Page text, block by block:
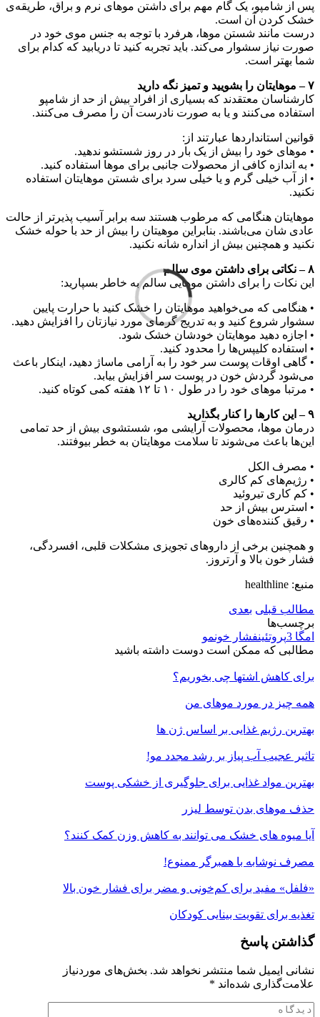
پس از شامپو، یک گام مهم برای داشتن موهای نرم و براق، طریقه‌ی
خشک کردن آن است.
درست مانند شستن مو‌ها، هرفرد با توجه به جنس موی خود در
صورت نیاز سشوار می‌کند. باید تجربه کنید تا دریابید که کدام برای
شما بهتر است.
۷ – مو‌هایتان را بشویید و تمیز نگه دارید
کارشناسان معتقدند که بسیاری از افراد بیش از حد از شامپو
استفاده می‌کنند و یا به صورت نادرست آن را مصرف می‌کنند.
قوانین استاندارد‌ها عبارتند از:
• موهای خود را بیش از یک بار در روز شستشو ندهید.
• به اندازه کافی از محصولات جانبی برای مو‌ها استفاده کنید.
• از آب خیلی گرم و یا خیلی سرد برای شستن موهایتان استفاده
نکنید.
موهایتان هنگامی که مرطوب هستند سه برابر آسیب پذیر‌تر از حالت
عادی شان می‌باشند. بنابراین موهیتان را بیش از حد با حوله خشک
نکنید و همچنین بیش از انداره شانه نکنید.
۸ – نکاتی برای داشتن موی سالم
این نکات را برای داشتن موهایی سالم به خاطر بسپارید:
• هنگامی که می‌خواهید موهایتان را خشک کنید با حرارت پایین
سشوار شروع کنید و به تدریج گرمای مورد نیازتان را افزایش دهید.
• اجازه دهید موهایتان خودشان خشک شود.
• استفاده کلیپس‌ها را محدود کنید.
• گاهی اوقات پوست سر خود را به آرامی ماساژ دهید، اینکار باعث
می‌شود گردش خون در پوست سر افزایش بیابد.
• مرتبا موهای خود را در طول ۱۰ تا ۱۲ هفته کمی کوتاه کنید.
۹ – این کار‌ها را کنار بگذارید
درمان مو‌ها، محصولات آرایشی مو، شستشوی بیش از حد تمامی
این‌ها باعث می‌شوند تا سلامت موهایتان به خطر بیوفتند.
• مصرف الکل
• رژیم‌های کم کالری
• کم کاری تیروئید
• استرس بیش از حد
• رقیق کننده‌های خون
و همچنین برخی از داروهای تجویزی مشکلات قلبی، افسردگی،
فشار خون بالا و آرتروز.
منبع: healthline
مطالب قبلی بعدی
برچسب‌ها
امگا 3
پروتئینفشار خونمو
مطالبی که ممکن است دوست داشته باشید
برای کاهش اشتها چی بخوریم؟
همه چیز در مورد موهای من
بهترین رژیم غذایی بر اساس ژن ها
تاثیر عجیب آب پیاز بر رشد مجدد مو!
بهترین مواد غذایی برای جلوگیری از خشکی پوست
حذف موهای بدن توسط لیزر
آیا میوه های خشک می توانند به کاهش وزن کمک کنند؟
مصرف نوشابه با همبرگر ممنوع!
«فلفل» مفید برای کم‌خونی و مضر برای فشار خون بالا
تغذیه برای تقویت بینایی کودکان
گذاشتن پاسخ
نشانی ایمیل شما منتشر نخواهد شد. بخش‌های موردنیاز
علامت‌گذاری شده‌اند *